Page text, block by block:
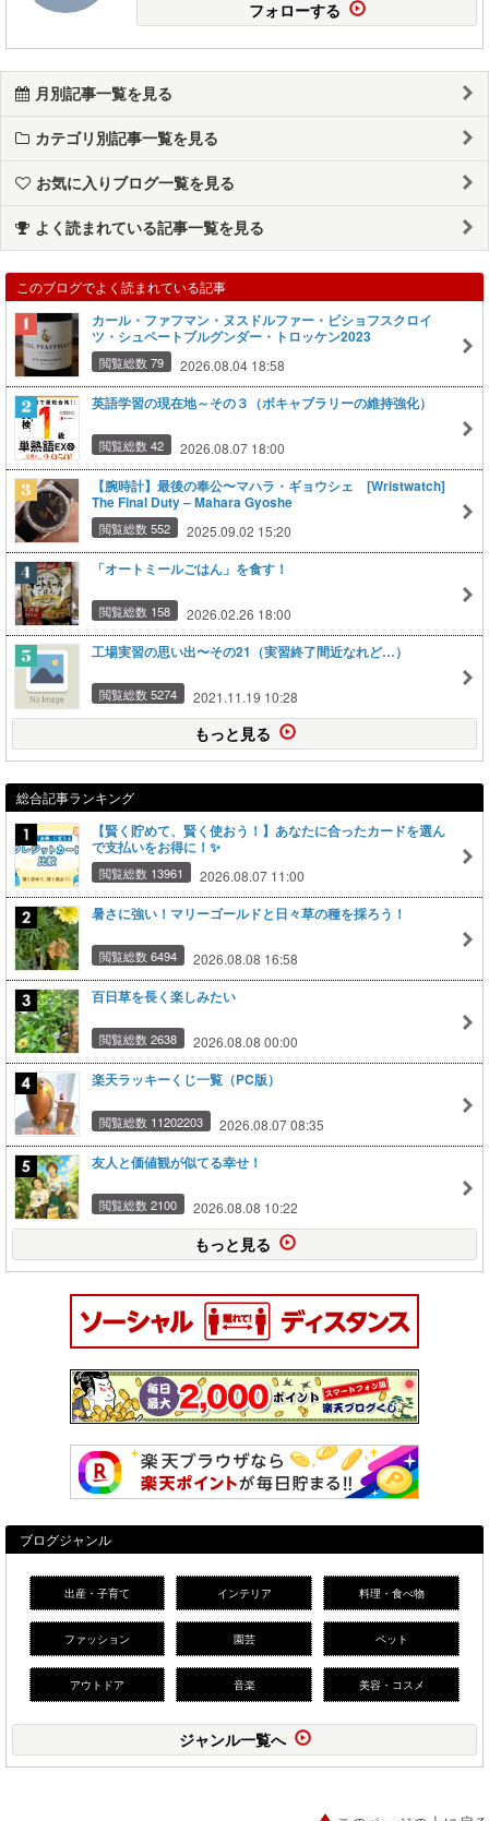
フォローする
月別記事一覧を見る
カテゴリ別記事一覧を見る
お気に入りブログ一覧を見る
よく読まれている記事一覧を見る
このブログでよく読まれている記事
カール・ファフマン・ヌスドルファー・ビショフスクロイ
ツ・シュペートブルグンダー・トロッケン2023
閲覧総数 79 2026.08.04 18:58
英語学習の現在地～その３（ボキャブラリーの維持強化）
閲覧総数 42 2026.08.07 18:00
【腕時計】最後の奉公〜マハラ・ギョウシェ [Wristwatch]
The Final Duty – Mahara Gyoshe
閲覧総数 552 2025.09.02 15:20
「オートミールごはん」を食す！
閲覧総数 158 2026.02.26 18:00
工場実習の思い出〜その21（実習終了間近なれど…）
閲覧総数 5274 2021.11.19 10:28
もっと見る
総合記事ランキング
【賢く貯めて、賢く使おう！】あなたに合ったカードを選ん
で支払いをお得に！✨
閲覧総数 13961 2026.08.07 11:00
暑さに強い！マリーゴールドと日々草の種を採ろう！
閲覧総数 6494 2026.08.08 16:58
百日草を長く楽しみたい
閲覧総数 2638 2026.08.08 00:00
楽天ラッキーくじ一覧（PC版）
閲覧総数 11202203 2026.08.07 08:35
友人と価値観が似てる幸せ！
閲覧総数 2100 2026.08.08 10:22
もっと見る
ブログジャンル
出産・子育て インテリア 料理・食べ物
ファッション 園芸 ペット
アウトドア 音楽 美容・コスメ
ジャンル一覧へ